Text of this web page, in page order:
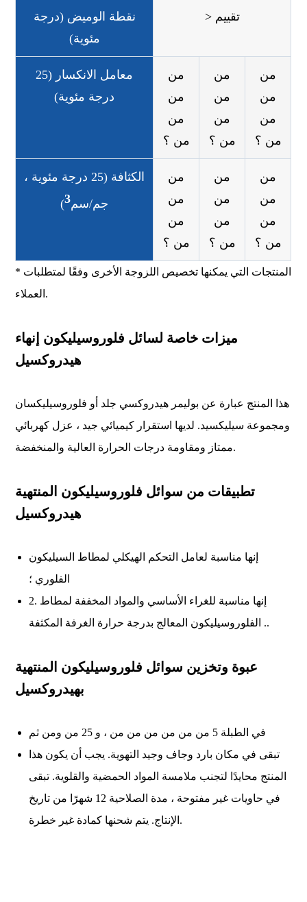
نقطة الوميض (درجة
مئوية)
> تقييم
معامل الانكسار (25
درجة مئوية)
من
من
من
من ؟
من
من
من
من ؟
من
من
من
من ؟
الكثافة (25 درجة مئوية ،
جم/سم3
)
من
من
من
من ؟
من
من
من
من ؟
من
من
من
من ؟
* المنتجات التي يمكنها تخصيص اللزوجة الأخرى وفقًا لمتطلبات
العملاء.
ميزات خاصة لسائل فلوروسيليكون إنهاء
هيدروكسيل
هذا المنتج عبارة عن بوليمر هيدروكسي جلد أو فلوروسيليكسان
ومجموعة سيليكسيد. لديها استقرار كيميائي جيد ، عزل كهربائي
ممتاز ومقاومة درجات الحرارة العالية والمنخفضة.
تطبيقات من سوائل فلوروسيليكون المنتهية
هيدروكسيل
إنها مناسبة لعامل التحكم الهيكلي لمطاط السيليكون
الفلوري ؛
2. إنها مناسبة للغراء الأساسي والمواد المخففة لمطاط
الفلوروسيليكون المعالج بدرجة حرارة الغرفة المكثفة ..
عبوة وتخزين سوائل فلوروسيليكون المنتهية
بهيدروكسيل
في الطبلة 5 من من من من من من ، و 25 من ومن ثم
تبقى في مكان بارد وجاف وجيد التهوية. يجب أن يكون هذا
المنتج محايدًا لتجنب ملامسة المواد الحمضية والقلوية. تبقى
في حاويات غير مفتوحة ، مدة الصلاحية 12 شهرًا من تاريخ
الإنتاج. يتم شحنها كمادة غير خطرة.